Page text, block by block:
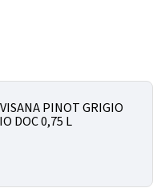
PINOT GRIGIO
DOC 0,75 L